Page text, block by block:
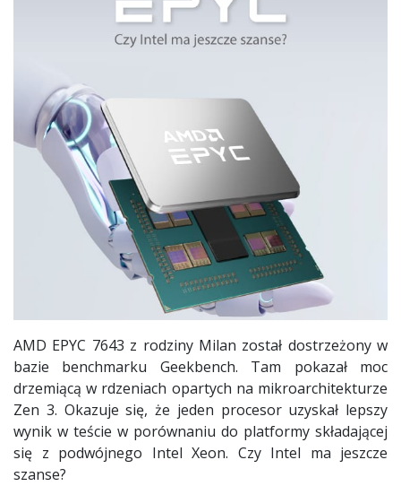
AMD EPYC 7643 z rodziny Milan został dostrzeżony w
bazie benchmarku Geekbench. Tam pokazał moc
drzemiącą w rdzeniach opartych na mikroarchitekturze
Zen 3. Okazuje się, że jeden procesor uzyskał lepszy
wynik w teście w porównaniu do platformy składającej
się z podwójnego Intel Xeon. Czy Intel ma jeszcze
szanse?